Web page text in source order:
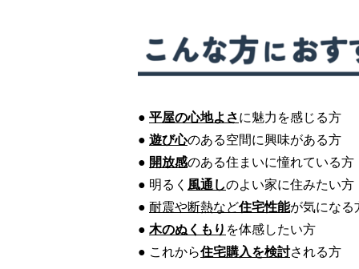
● 平屋の心地よさに魅力を感じる方
● 遊び心のある空間に興味がある方
● 開放感のある住まいに憧れている方
● 明るく 風通しのよい家に住みたい方
● 耐震や断熱など住宅性能が気になる
● 木のぬくもり を体感したい方
● これから住宅購入を検討される方